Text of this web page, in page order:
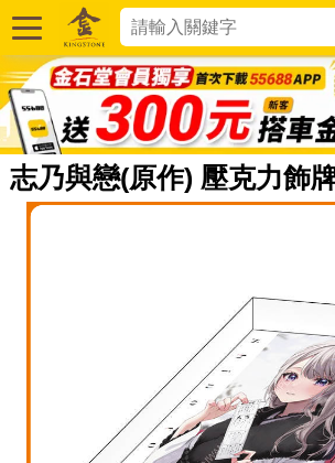
志乃與戀(原作) 壓克力飾